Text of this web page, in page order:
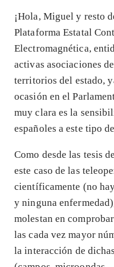
¡Hola, Miguel y resto
Plataforma Estatal
Electromagnética,
activas asociaciones
territorios del estado,
ocasión en el
muy clara es la
españoles a este tipo
Como desde las tesis
este caso de las
científicamente (no
y ninguna
molestan en
las cada vez mayor
la interacción de